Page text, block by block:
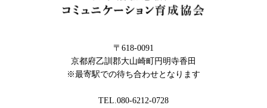
〒618-0091
京都府乙訓郡大山崎町円明寺香田
※最寄駅での待ち合わせとなります
TEL.080-6212-0728